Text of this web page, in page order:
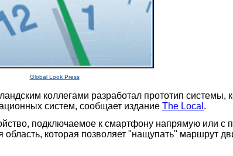
Global Look Press
коллегами разработал прототип
систем, сообщает издание The Local .
подключаемое к смартфону напрямую или
которая позволяет "нащупать" маршрут